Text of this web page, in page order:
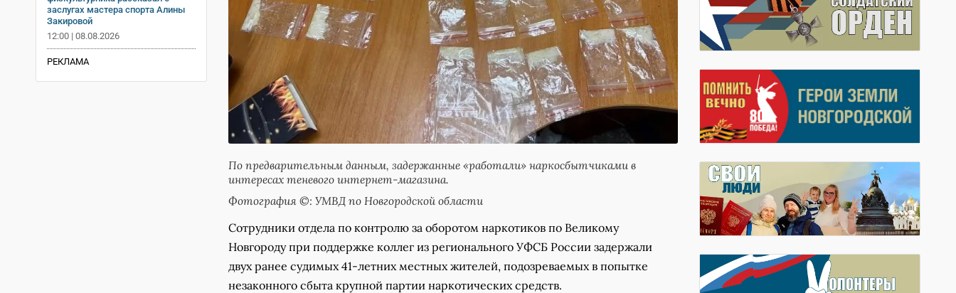
заслугах мастера спорта Алины
Закировой
12:00 | 08.08.2026
РЕКЛАМА
По предварительным данным, задержанные «работали» наркосбытчиками в
интересах теневого интернет-магазина.
Фотография ©: УМВД по Новгородской области
Сотрудники отдела по контролю за оборотом наркотиков по Великому
Новгороду при поддержке коллег из регионального УФСБ России задержали
двух ранее судимых 41-летних местных жителей, подозреваемых в попытке
незаконного сбыта крупной партии наркотических средств.